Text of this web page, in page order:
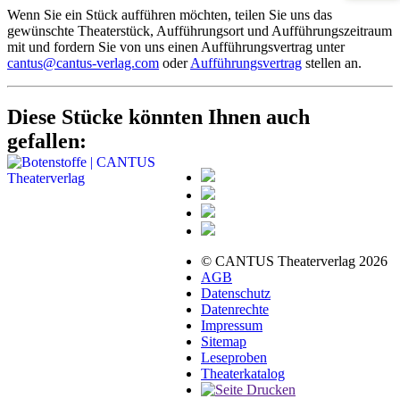
Wenn Sie ein Stück aufführen möchten, teilen Sie uns das
gewünschte Theaterstück, Aufführungsort und Aufführungszeitraum
mit und fordern Sie von uns einen Aufführungsvertrag unter
cantus@cantus-verlag.com oderAufführungsvertrag stellen an.
Diese Stücke könnten Ihnen auch
gefallen:
© CANTUS Theaterverlag 2026
AGB
Datenschutz
Datenrechte
Impressum
Sitemap
Leseproben
Theaterkatalog